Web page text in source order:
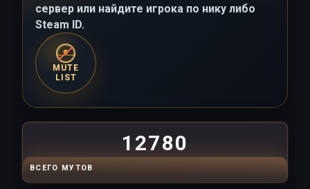
сервер или найдите игрока по нику либо
Steam ID.
MUTE
LIST
12780
ВСЕГО МУТОВ